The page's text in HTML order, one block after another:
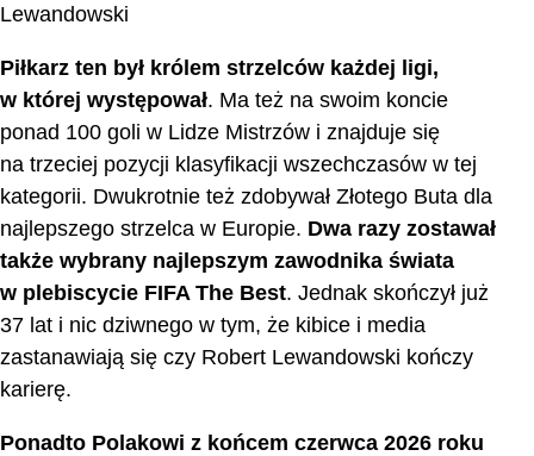
Lewandowski
Piłkarz ten był królem strzelców każdej ligi,
w której występował. Ma też na swoim koncie
ponad 100 goli w Lidze Mistrzów i znajduje się
na trzeciej pozycji klasyfikacji wszechczasów w tej
kategorii. Dwukrotnie też zdobywał Złotego Buta dla
najlepszego strzelca w Europie. Dwa razy zostawał
także wybrany najlepszym zawodnika świata
w plebiscycie FIFA The Best. Jednak skończył już
37 lat i nic dziwnego w tym, że kibice i media
zastanawiają się czy Robert Lewandowski kończy
karierę.
Ponadto Polakowi z końcem czerwca 2026 roku